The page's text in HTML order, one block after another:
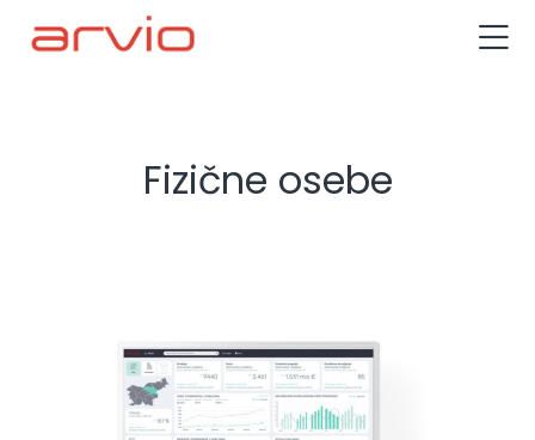
Fizične osebe